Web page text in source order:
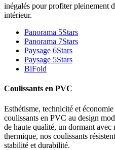
inégalés pour profiter pleinement
intérieur.
Panorama 5Stars
Panorama 7Stars
Paysage 6Stars
Paysage 5Stars
BiFold
Coulissants en PVC
Esthétisme, technicité et
coulissants en PVC au design
de haute qualité, un dormant
thermique, nos coulissants
stabilité et durabilité.